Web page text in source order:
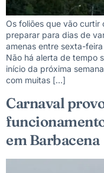
Os foliões que vão curtir
preparar para dias de
amenas entre sexta-
Não há alerta de tempo
início da próxima
com muitas […]
Carnaval
em Barbacena